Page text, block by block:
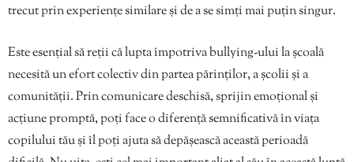
trecut prin experiențe similare și de a se simți mai puțin singur.
Este esențial să reții că lupta împotriva bullying-ului la școală
necesită un efort colectiv din partea părinților, a școlii și a
comunității. Prin comunicare deschisă, sprijin emoțional și
acțiune promptă, poți face o diferență semnificativă în viața
copilului tău și îl poți ajuta să depășească această perioadă